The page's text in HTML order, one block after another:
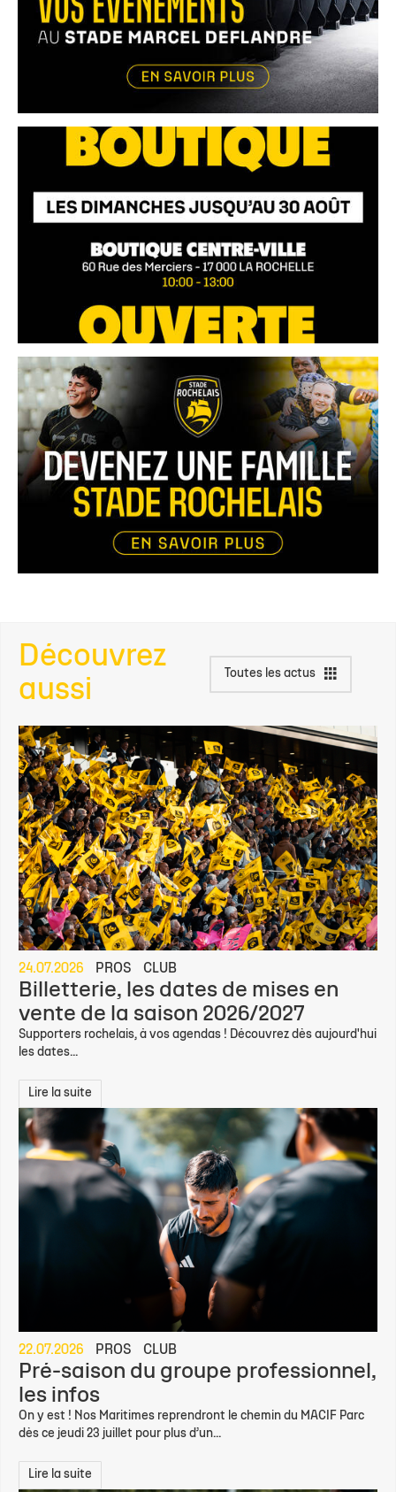
Découvrez
aussi
Toutes les actus
24.07.2026 PROS CLUB
Billetterie, les dates de mises en
vente de la saison 2026/2027
Supporters rochelais, à vos agendas ! Découvrez dès aujourd'hui
les dates...
Lire la suite
22.07.2026 PROS CLUB
Pré-saison du groupe professionnel,
les infos
On y est ! Nos Maritimes reprendront le chemin du MACIF Parc
dès ce jeudi 23 juillet pour plus d’un...
Lire la suite